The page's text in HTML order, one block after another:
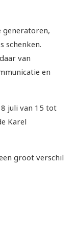
generatoren,
schenken.
van
en
juli van 15 tot
Karel
groot verschil